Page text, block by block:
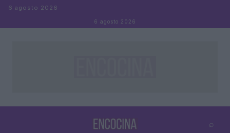
Saltar al contenido
6 agosto 2026
6 agosto 2026
⌕